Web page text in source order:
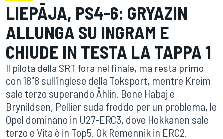
LIEPĀJA, PS4-6: GRYAZIN
ALLUNGA SU INGRAM E
CHIUDE IN TESTA LA TAPPA 1
Il pilota della SRT fora nel finale, ma resta primo
con 18"8 sull'inglese della Toksport, mentre Kreim
sale terzo superando Åhlin. Bene Habaj e
Brynildsen, Pellier suda freddo per un problema, le
Opel dominano in U27-ERC3, dove Hokkanen sale
terzo e Vita è in Top5. Ok Remennik in ERC2.